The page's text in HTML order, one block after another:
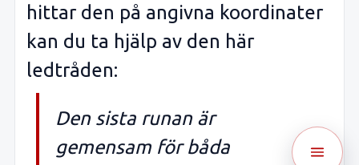
hittar den på angivna koordinater
kan du ta hjälp av den här
ledtråden:
Den sista runan är
gemensam för båda